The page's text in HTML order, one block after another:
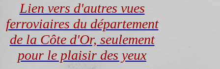
Lien vers d'autres vues
ferroviaires du département
de la Côte d'Or, seulement
pour le plaisir des yeux